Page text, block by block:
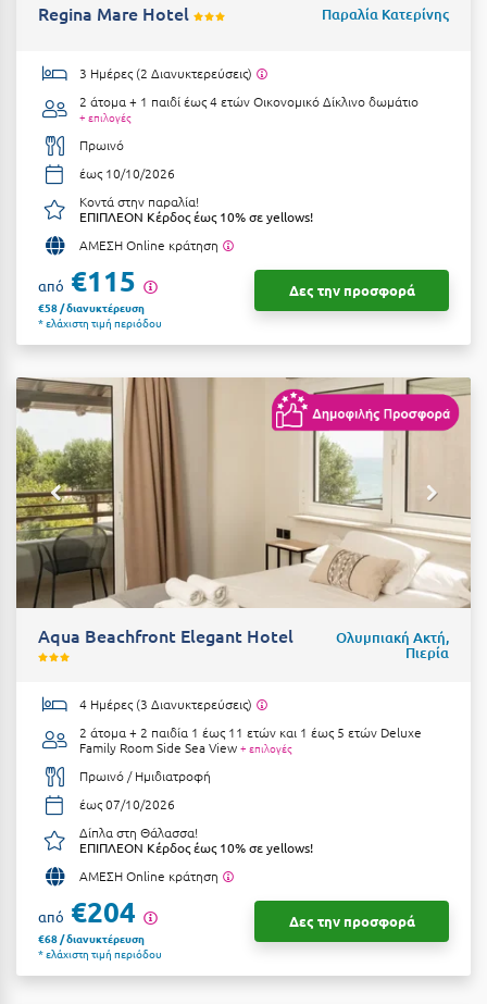
Κοκκώνι Κορινθίας
Κομοτηνή
Κόνιτσα
Κόρινθος
Κορώνη
Κουρούτα Ηλείας
Κουφονήσια
Κρήτη
Κρουαζιέρες
Κύθηρα
Κυλλήνη
Κύμη Ευβοίας
Κυπαρισσία
Κύπρος
Κως
Λαγκάδια
Λακόπετρα Αχαΐας
Λακωνία
Λασίθι
Λεπτοκαρυά
Λέσβος
Λευκάδα
Regina Mare Hotel Παραλία Κατερίνης
3 Ημέρες (2 Διανυκτερεύσεις)
2 άτομα + 1 παιδί έως 4 ετώνΟικονομικό Δίκλινο δωμάτιο
+ επιλογές
Πρωινό
έως 10/10/2026
Κοντά στην παραλία!
ΕΠΙΠΛΕΟΝ Κέρδος έως 10% σε yellows!
ΑΜΕΣΗ Online κράτηση
από €115
€58 / διανυκτέρευση
* ελάχιστη τιμή περιόδου
Δες την προσφορά
Aqua Beachfront Elegant Hotel Ολυμπιακή Ακτή,
Πιερία
4 Ημέρες (3 Διανυκτερεύσεις)
2 άτομα + 2 παιδία 1 έως 11 ετών και 1 έως 5 ετών Deluxe
Family Room Side Sea View + επιλογές
Πρωινό / Ημιδιατροφή
έως 07/10/2026
Δίπλα στη Θάλασσα!
ΕΠΙΠΛΕΟΝ Κέρδος έως 10% σε yellows!
ΑΜΕΣΗ Online κράτηση
από €204
€68 / διανυκτέρευση
* ελάχιστη τιμή περιόδου
Δες την προσφορά